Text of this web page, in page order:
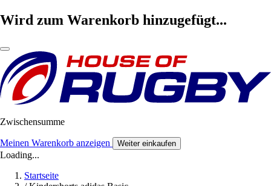
Wird zum Warenkorb hinzugefügt...
Zwischensumme
Meinen Warenkorb anzeigen Weiter einkaufen
Loading...
Startseite